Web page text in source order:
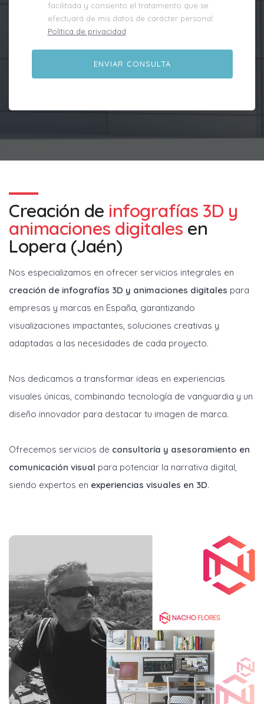
facilitada y consiento el tratamiento que se
efectuará de mis datos de carácter personal.
Política de privacidad.
Creación de infografías 3D y
animaciones digitales en
Lopera (Jaén)
Nos especializamos en ofrecer servicios integrales en
creación de infografías 3D y animaciones digitales para
empresas y marcas en España, garantizando
visualizaciones impactantes, soluciones creativas y
adaptadas a las necesidades de cada proyecto.
Nos dedicamos a transformar ideas en experiencias
visuales únicas, combinando tecnología de vanguardia y un
diseño innovador para destacar tu imagen de marca.
Ofrecemos servicios de consultoría y asesoramiento en
comunicación visual para potenciar la narrativa digital,
siendo expertos en experiencias visuales en 3D.